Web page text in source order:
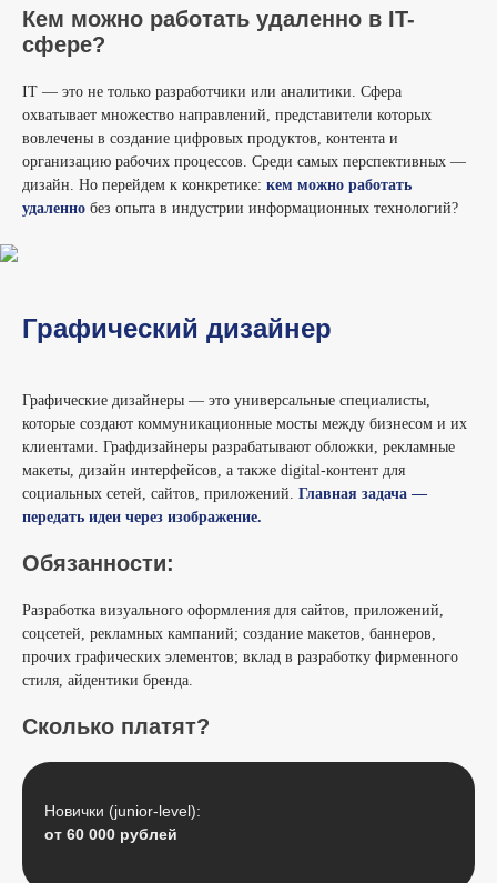
Кем можно работать удаленно в IT-
сфере?
IT — это не только разработчики или аналитики. Сфера
охватывает множество направлений, представители которых
вовлечены в создание цифровых продуктов, контента и
организацию рабочих процессов. Среди самых перспективных —
дизайн. Но перейдем к конкретике: кем можно работать
удаленно без опыта в индустрии информационных технологий?
Графический дизайнер
Графические дизайнеры — это универсальные специалисты,
которые создают коммуникационные мосты между бизнесом и их
клиентами. Графдизайнеры разрабатывают обложки, рекламные
макеты, дизайн интерфейсов, а также digital-контент для
социальных сетей, сайтов, приложений. Главная задача —
передать идеи через изображение.
Обязанности:
Разработка визуального оформления для сайтов, приложений,
соцсетей, рекламных кампаний; создание макетов, баннеров,
прочих графических элементов; вклад в разработку фирменного
стиля, айдентики бренда.
Сколько платят?
Новички (junior-level):
от 60 000 рублей